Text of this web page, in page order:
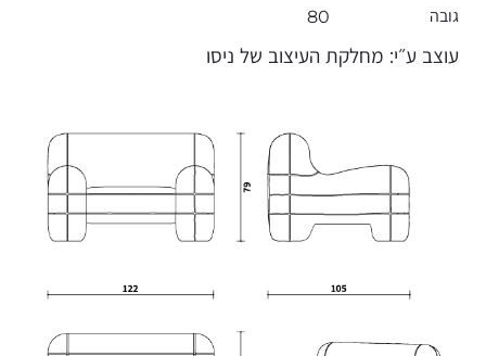
גובה
80
עוצב ע״י: מחלקת העיצוב של ניסו